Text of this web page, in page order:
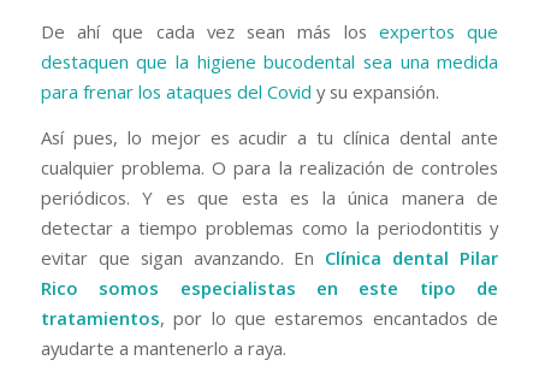
De ahí que cada vez sean más losexpertos que
destaquen que la higiene bucodental sea una medida
para frenar los ataques del Covid y su expansión.
Así pues, lo mejor es acudir a tu clínica dental ante
cualquier problema. O para la realización de controles
periódicos. Y es que esta es la única manera de
detectar a tiempo problemas como la periodontitis y
evitar que sigan avanzando. En Clínica dental Pilar
Rico somos especialistas en este tipo de
tratamientos, por lo que estaremos encantados de
ayudarte a mantenerlo a raya.